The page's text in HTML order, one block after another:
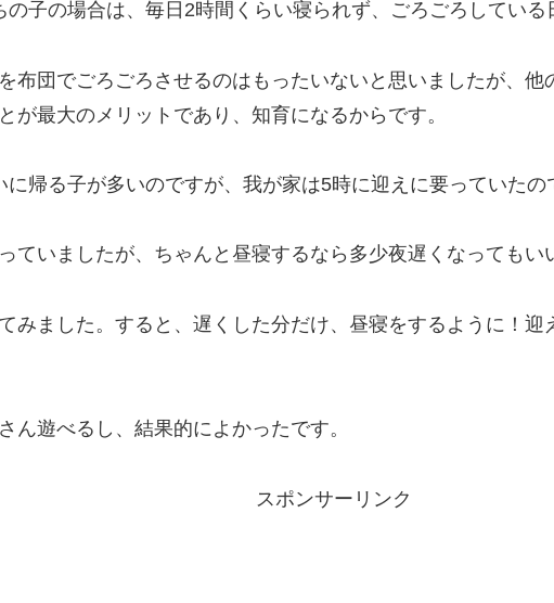
子の場合は、毎日2時間くらい寝られず、ごろごろしている
布団でごろごろさせるのはもったいないと思いましたが、
が最大のメリットであり、知育になるからです。
帰る子が多いのですが、我が家は5時に迎えに要っていたの
ていましたが、ちゃんと昼寝するなら多少夜遅くなってもい
みました。すると、遅くした分だけ、昼寝をするように！
ん遊べるし、結果的によかったです。
スポンサーリンク